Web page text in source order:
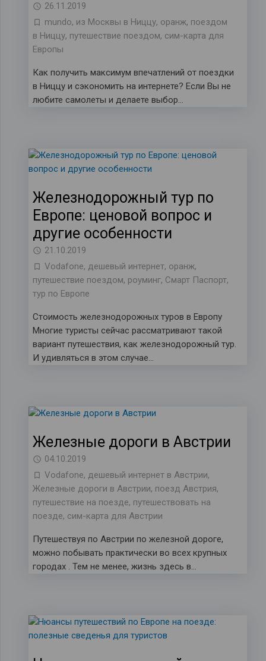
26.11.2019
mundo, из Москвы в Ниццу, оранж, поездом
в Ниццу, путешествие поездом, сим-карта для
Европы
Как получить максимум впечатлений от поездки
в Ниццу и сэкономить на интернете? Если Вы не
любите самолеты и делаете выбор…
Железнодорожный тур по
Европе: ценовой вопрос и
другие особенности
21.10.2019
Vodafone, дешевый интернет, оранж,
путешествие поездом, роуминг, Смарт Паспорт,
тур по Европе
Стоимость железнодорожных туров в Европу
Многие туристы сейчас рассматривают такой
вариант путешествия, как железнодорожный тур.
И удивляться в этом случае…
Железные дороги в Австрии
04.10.2019
Vodafone, дешевый интернет в Австрии,
Железные дороги в Австрии, поезд Австрия,
путешествие на поезде, путешествовать на
поезде, сим-карта для Австрии
Путешествуя по Австрии по железной дороге,
можно побывать практически во всех крупных
городах . Тем не менее, жизнь здесь в…